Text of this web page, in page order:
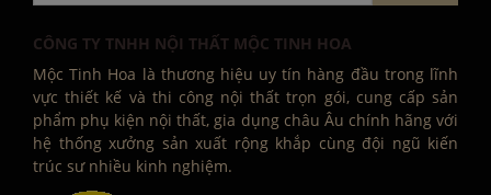
CÔNG TY TNHH NỘI THẤT MỘC TINH HOA
Mộc Tinh Hoa là thương hiệu uy tín hàng đầu trong lĩnh
vực thiết kế và thi công nội thất trọn gói, cung cấp sản
phẩm phụ kiện nội thất, gia dụng châu Âu chính hãng với
hệ thống xưởng sản xuất rộng khắp cùng đội ngũ kiến
trúc sư nhiều kinh nghiệm.